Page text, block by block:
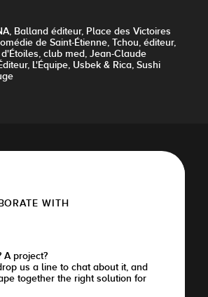
Balland éditeur, Place des Victoires
de Saint-Étienne, Tchou, éditeur,
club med, Jean-Claude
L'Équipe, Usbek & Rica, Sushi
WITH
A project?
us a line to chat about it, and
together the right solution for